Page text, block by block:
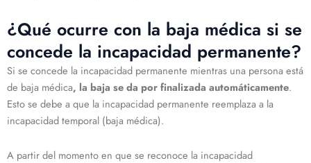
¿Qué ocurre con la baja médica si se
concede la incapacidad permanente?
Si se concede la incapacidad permanente mientras una persona está
de baja médica, la baja se da por finalizada automáticamente.
Esto se debe a que la incapacidad permanente reemplaza a la
incapacidad temporal (baja médica).
A partir del momento en que se reconoce la incapacidad